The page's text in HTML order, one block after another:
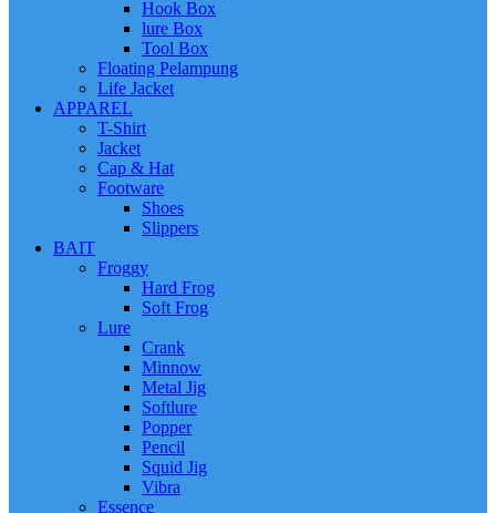
Hook Box
lure Box
Tool Box
Floating Pelampung
Life Jacket
APPAREL
T-Shirt
Jacket
Cap & Hat
Footware
Shoes
Slippers
BAIT
Froggy
Hard Frog
Soft Frog
Lure
Crank
Minnow
Metal Jig
Softlure
Popper
Pencil
Squid Jig
Vibra
Essence